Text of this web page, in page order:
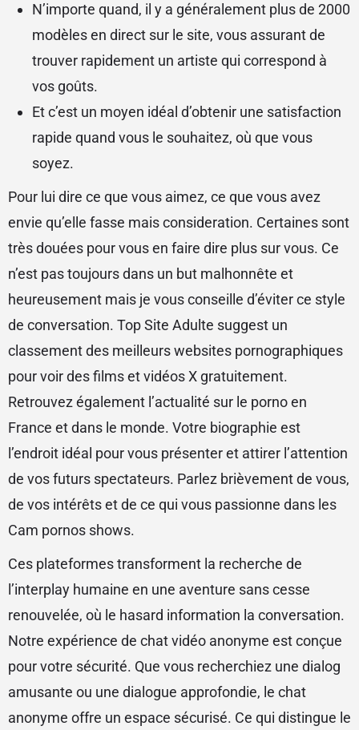
N’importe quand, il y a généralement plus de 2000
modèles en direct sur le site, vous assurant de
trouver rapidement un artiste qui correspond à
vos goûts.
Et c’est un moyen idéal d’obtenir une satisfaction
rapide quand vous le souhaitez, où que vous
soyez.
Pour lui dire ce que vous aimez, ce que vous avez
envie qu’elle fasse mais consideration. Certaines sont
très douées pour vous en faire dire plus sur vous. Ce
n’est pas toujours dans un but malhonnête et
heureusement mais je vous conseille d’éviter ce style
de conversation. Top Site Adulte suggest un
classement des meilleurs websites pornographiques
pour voir des films et vidéos X gratuitement.
Retrouvez également l’actualité sur le porno en
France et dans le monde. Votre biographie est
l’endroit idéal pour vous présenter et attirer l’attention
de vos futurs spectateurs. Parlez brièvement de vous,
de vos intérêts et de ce qui vous passionne dans les
Cam pornos shows.
Ces plateformes transforment la recherche de
l’interplay humaine en une aventure sans cesse
renouvelée, où le hasard information la conversation.
Notre expérience de chat vidéo anonyme est conçue
pour votre sécurité. Que vous recherchiez une dialog
amusante ou une dialogue approfondie, le chat
anonyme offre un espace sécurisé. Ce qui distingue le